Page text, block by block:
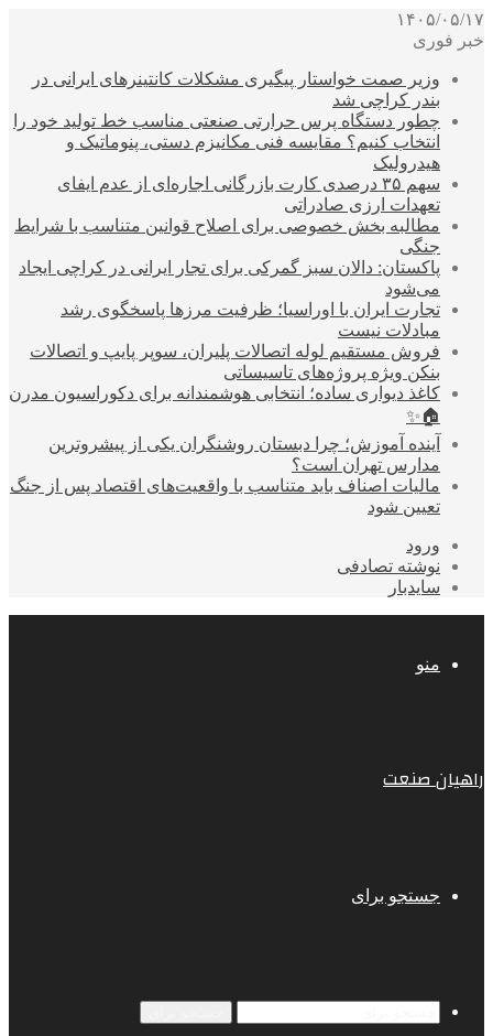
۱۴۰۵/۰۵/۱۷
خبر فوری
وزیر صمت خواستار پیگیری مشکلات کانتینرهای ایرانی در
بندر کراچی شد
چطور دستگاه پرس حرارتی صنعتی مناسب خط تولید خود را
انتخاب کنیم؟ مقایسه فنی مکانیزم دستی، پنوماتیک و
هیدرولیک
سهم ۳۵ درصدی کارت بازرگانی اجاره‌ای از عدم ایفای
تعهدات ارزی صادراتی
مطالبه بخش خصوصی برای اصلاح قوانین متناسب با شرایط
جنگی
پاکستان: دالان سبز گمرکی برای تجار ایرانی در کراچی ایجاد
می‌شود
تجارت ایران با اوراسیا؛ ظرفیت مرزها پاسخگوی رشد
مبادلات نیست
فروش مستقیم لوله اتصالات پلیران، سوپر پایپ و اتصالات
بنکن ویژه پروژه‌های تاسیساتی
کاغذ دیواری ساده؛ انتخابی هوشمندانه برای دکوراسیون مدرن
🏠✨
آینده آموزش؛ چرا دبستان روشنگران یکی از پیشروترین
مدارس تهران است؟
مالیات اصناف باید متناسب با واقعیت‌های اقتصاد پس از جنگ
تعیین شود
ورود
نوشته تصادفی
سایدبار
منو
راهیان صنعت
جستجو برای